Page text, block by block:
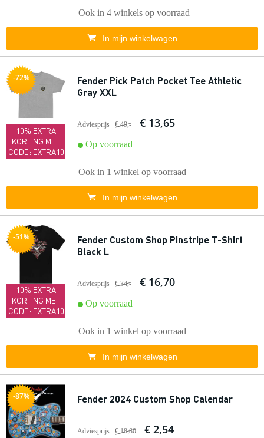
Ook in 4 winkels op voorraad
In mijn winkelwagen
-72%
10% EXTRA
KORTING MET
CODE: EXTRA10
Fender Pick Patch Pocket Tee Athletic
Gray XXL
Adviesprijs € 49,- € 13,65
Op voorraad
Ook in 1 winkel op voorraad
In mijn winkelwagen
-51%
10% EXTRA
KORTING MET
CODE: EXTRA10
Fender Custom Shop Pinstripe T-Shirt
Black L
Adviesprijs € 34,- € 16,70
Op voorraad
Ook in 1 winkel op voorraad
In mijn winkelwagen
-87% Fender 2024 Custom Shop Calendar
Adviesprijs € 18,80 € 2,54